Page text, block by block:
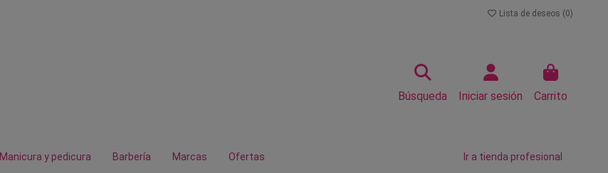
Lista de deseos (0)
Búsqueda Iniciar sesión Carrito
Manicura y pedicura Barbería Marcas Ofertas Ir a tienda profesional